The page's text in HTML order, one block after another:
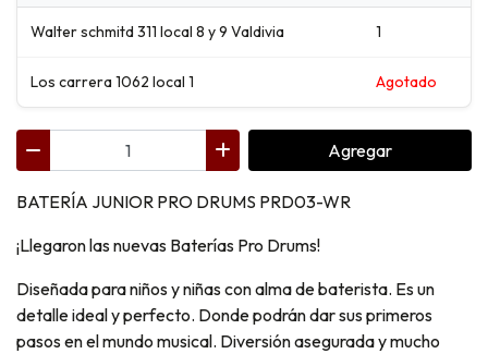
Walter schmitd 311 local 8 y 9 Valdivia 1
Los carrera 1062 local 1 Agotado
Agregar
BATERÍA JUNIOR PRO DRUMS PRD03-WR
¡Llegaron las nuevas Baterías Pro Drums!
Diseñada para niños y niñas con alma de baterista. Es un
detalle ideal y perfecto. Donde podrán dar sus primeros
pasos en el mundo musical. Diversión asegurada y mucho